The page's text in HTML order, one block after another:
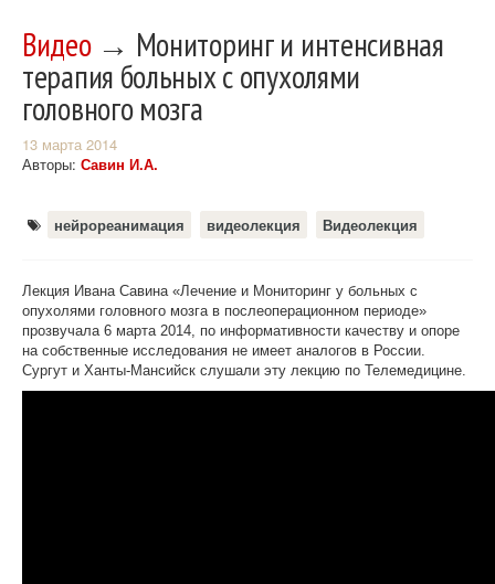
Видео→ Мониторинг и интенсивная
терапия больных с опухолями
головного мозга
13 марта 2014
Авторы: Савин И.А.
нейрореанимация видеолекция Видеолекция
Лекция Ивана Савина «Лечение и Мониторинг у больных с
опухолями головного мозга в послеоперационном периоде»
прозвучала 6 марта 2014, по информативности качеству и опоре
на собственные исследования не имеет аналогов в России.
Сургут и Ханты-Мансийск слушали эту лекцию по Телемедицине.